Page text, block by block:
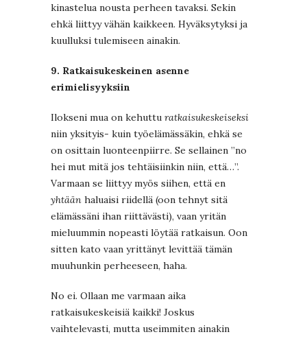
kinastelua nousta perheen tavaksi. Sekin
ehkä liittyy vähän kaikkeen. Hyväksytyksi ja
kuulluksi tulemiseen ainakin.
9. Ratkaisukeskeinen asenne
erimielisyyksiin
Ilokseni mua on kehuttu ratkaisukeskeiseksi
niin yksityis- kuin työelämässäkin, ehkä se
on osittain luonteenpiirre. Se sellainen ”no
hei mut mitä jos tehtäisiinkin niin, että…”.
Varmaan se liittyy myös siihen, että en
yhtään haluaisi riidellä (oon tehnyt sitä
elämässäni ihan riittävästi), vaan yritän
mieluummin nopeasti löytää ratkaisun. Oon
sitten kato vaan yrittänyt levittää tämän
muuhunkin perheeseen, haha.
No ei. Ollaan me varmaan aika
ratkaisukeskeisiä kaikki! Joskus
vaihtelevasti, mutta useimmiten ainakin